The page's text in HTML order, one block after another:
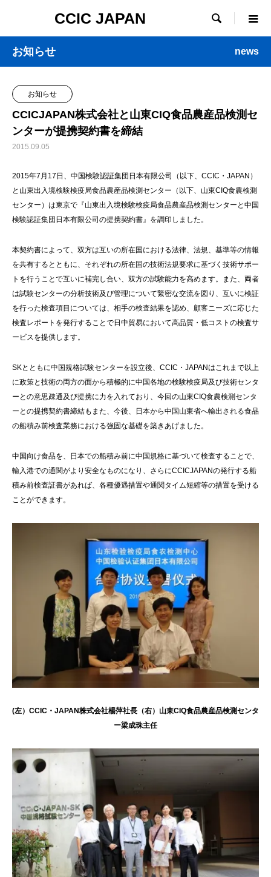
CCIC JAPAN 
お知らせ news
お知らせ
CCICJAPAN株式会社と山東CIQ食品農産品検測セ
ンターが提携契約書を締結
2015.09.05
2015年7月17日、中国検験認証集団日本有限公司（以下、CCIC・JAPAN）
と山東出入境検験検疫局食品農産品検測センター（以下、山東CIQ食農検測
センター）は東京で『山東出入境検験検疫局食品農産品検測センターと中国
検験認証集団日本有限公司の提携契約書』を調印しました。
本契約書によって、双方は互いの所在国における法律、法規、基準等の情報
を共有するとともに、それぞれの所在国の技術法規要求に基づく技術サポー
トを行うことで互いに補完し合い、双方の試験能力を高めます。また、両者
は試験センターの分析技術及び管理について緊密な交流を図り、互いに検証
を行った検査項目については、相手の検査結果を認め、顧客ニーズに応じた
検査レポートを発行することで日中貿易において高品質・低コストの検査サ
ービスを提供します。
SKとともに中国規格試験センターを設立後、CCIC・JAPANはこれまで以上
に政策と技術の両方の面から積極的に中国各地の検験検疫局及び技術センタ
ーとの意思疎通及び提携に力を入れており、今回の山東CIQ食農検測センタ
ーとの提携契約書締結もまた、今後、日本から中国山東省へ輸出される食品
の船積み前検査業務における強固な基礎を築きあげました。
中国向け食品を、日本での船積み前に中国規格に基づいて検査することで、
輸入港での通関がより安全なものになり、さらにCCICJAPANの発行する船
積み前検査証書があれば、各種優遇措置や通関タイム短縮等の措置を受ける
ことができます。
(左）CCIC・JAPAN株式会社楊萍社長（右）山東CIQ食品農産品検測センタ
ー梁成珠主任